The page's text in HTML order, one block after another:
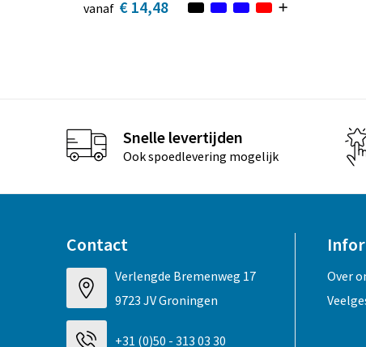
vanaf € 14,48
Snelle levertijden
Ook spoedlevering mogelijk
Contact
Verlengde Bremenweg 17
9723 JV Groningen
+31 (0)50 - 313 03 30
Over